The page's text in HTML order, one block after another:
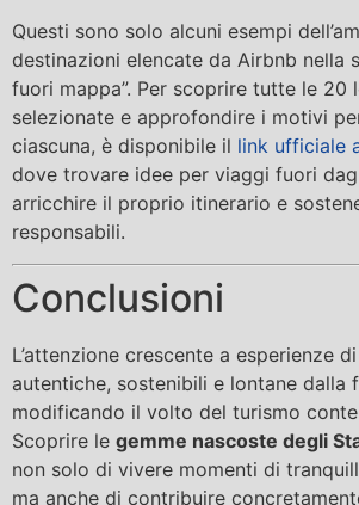
Questi sono solo alcuni esempi
destinazioni elencate da Airbnb nella
fuori mappa”. Per scoprire tutte le 20
selezionate e approfondire i motivi
ciascuna, è disponibile il link ufficiale
dove trovare idee per viaggi fuori
arricchire il proprio itinerario e
responsabili.
Conclusioni
L’attenzione crescente a esperienze
autentiche, sostenibili e lontane dalla
modificando il volto del turismo
Scoprire le gemme nascoste degli
non solo di vivere momenti di
ma anche di contribuire